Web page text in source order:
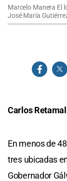
Marcelo Manera El
José María
Carlos Retamal
En menos de
tres ubicadas
Gobernador